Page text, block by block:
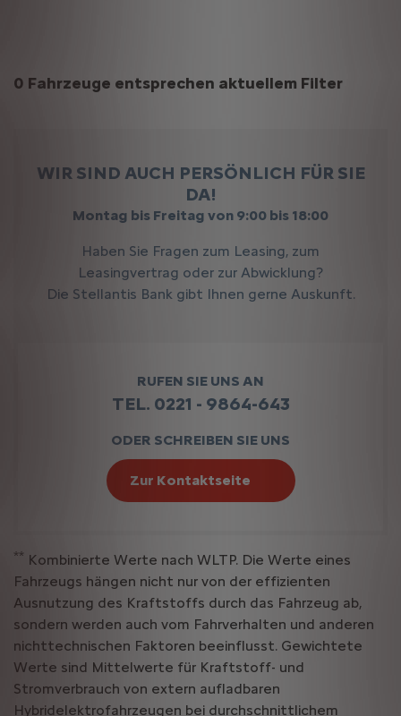
Suchergebnisse
0 Fahrzeuge entsprechen aktuellem Filter
WIR SIND AUCH PERSÖNLICH FÜR SIE
DA!
Montag bis Freitag von 9:00 bis 18:00
Haben Sie Fragen zum Leasing, zum
Leasingvertrag oder zur Abwicklung?
Die Stellantis Bank gibt Ihnen gerne Auskunft.
RUFEN SIE UNS AN
TEL. 0221 - 9864-643
ODER SCHREIBEN SIE UNS
Zur Kontaktseite
** Kombinierte Werte nach WLTP. Die Werte eines
Fahrzeugs hängen nicht nur von der effizienten
Ausnutzung des Kraftstoffs durch das Fahrzeug ab,
sondern werden auch vom Fahrverhalten und anderen
nichttechnischen Faktoren beeinflusst. Gewichtete
Werte sind Mittelwerte für Kraftstoff- und
Stromverbrauch von extern aufladbaren
Hybridelektrofahrzeugen bei durchschnittlichem